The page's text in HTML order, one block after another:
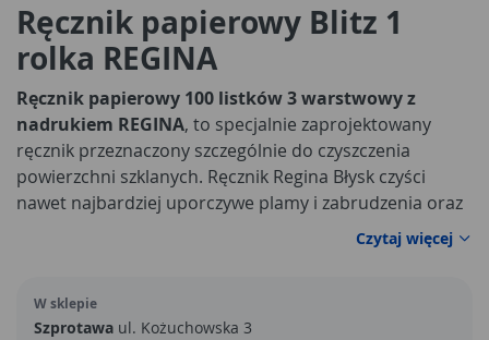
Ręcznik papierowy Blitz 1
rolka REGINA
Ręcznik papierowy 100 listków 3 warstwowy z
nadrukiem REGINA, to specjalnie zaprojektowany
ręcznik przeznaczony szczególnie do czyszczenia
powierzchni szklanych. Ręcznik Regina Błysk czyści
nawet najbardziej uporczywe plamy i zabrudzenia oraz
nie pozostawia zacieków. Doskonale oczyszcza i osusz
szyby i lustra, ponieważ nie pyli się i nie rwie.
Czytaj więcej
W sklepie
Szprotawa ul. Kożuchowska 3